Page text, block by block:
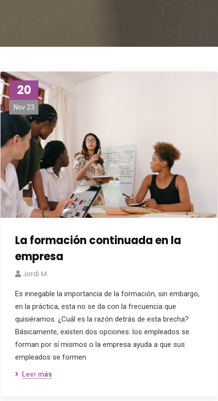
20
Nov 23
La formación continuada en la
empresa
Jordi M.
Es innegable la importancia de la formación, sin embargo,
en la práctica, esta no se da con la frecuencia que
quisiéramos. ¿Cuál es la razón detrás de esta brecha?
Básicamente, existen dos opciones: los empleados se
forman por sí mismos o la empresa ayuda a que sus
empleados se formen.
Leer más